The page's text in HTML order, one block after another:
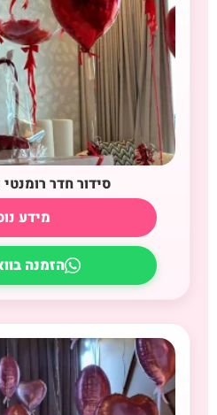
סידור חדר
מידע
הזמנה